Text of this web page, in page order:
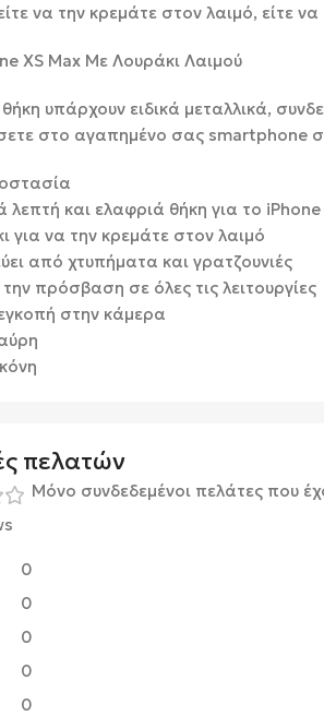
να την κρεμάτε στον λαιμό,
XS Max Με Λουράκι Λαιμού
υπάρχουν ειδικά μεταλλικά,
στο αγαπημένο σας smartphone
λεπτή και ελαφριά θήκη για το
για να την κρεμάτε στον λαιμό
από χτυπήματα και γρατζουνιές
την πρόσβαση σε όλες τις λειτουργίες
στην κάμερα
πελατών
0
0
0
0
0
Μόνο συνδεδεμένοι πελάτες που